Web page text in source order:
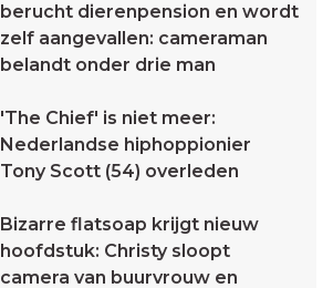
berucht dierenpension en wordt
zelf aangevallen: cameraman
belandt onder drie man
'The Chief' is niet meer:
Nederlandse hiphoppionier
Tony Scott (54) overleden
Bizarre flatsoap krijgt nieuw
hoofdstuk: Christy sloopt
camera van buurvrouw en